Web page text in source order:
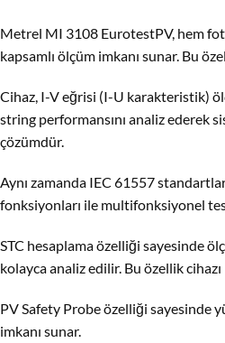
Metrel MI 3108 EurotestPV, hem
kapsamlı ölçüm imkanı sunar. Bu
Cihaz, I-V eğrisi (I-U karakteristik)
string performansını analiz ederek
çözümdür.
Aynı zamanda IEC 61557
fonksiyonları ile multifonksiyonel
STC hesaplama özelliği sayesinde
kolayca analiz edilir. Bu özellik
PV Safety Probe özelliği sayesinde
imkanı sunar.